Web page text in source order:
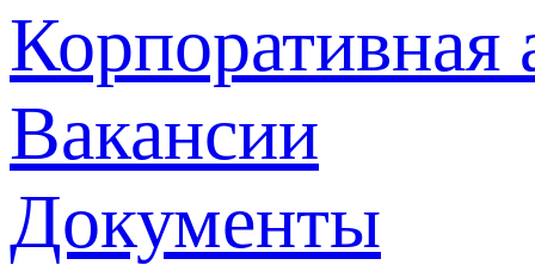
Корпоративная
Вакансии
Документы